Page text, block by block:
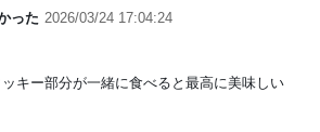
った 2026/03/24 17:04:24
キー部分が一緒に食べると最高に美味しい